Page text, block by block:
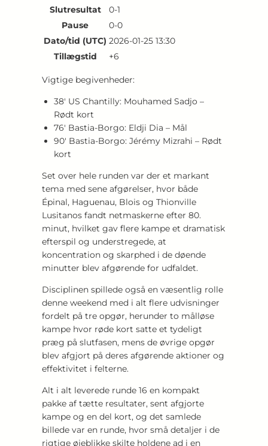
Slutresultat
0-1
Pause
0-0
Dato/tid (UTC) 2026-01-25 13:30
Tillægstid
+6
Vigtige begivenheder:
38′ US Chantilly: Mouhamed Sadjo –
Rødt kort
76′ Bastia-Borgo: Eldji Dia – Mål
90′ Bastia-Borgo: Jérémy Mizrahi – Rødt
kort
Set over hele runden var der et markant
tema med sene afgørelser, hvor både
Épinal, Haguenau, Blois og Thionville
Lusitanos fandt netmaskerne efter 80.
minut, hvilket gav flere kampe et dramatisk
efterspil og understregede, at
koncentration og skarphed i de døende
minutter blev afgørende for udfaldet.
Disciplinen spillede også en væsentlig rolle
denne weekend med i alt flere udvisninger
fordelt på tre opgør, herunder to målløse
kampe hvor røde kort satte et tydeligt
præg på slutfasen, mens de øvrige opgør
blev afgjort på deres afgørende aktioner og
effektivitet i felterne.
Alt i alt leverede runde 16 en kompakt
pakke af tætte resultater, sent afgjorte
kampe og en del kort, og det samlede
billede var en runde, hvor små detaljer i de
rigtige øjeblikke skilte holdene ad i en